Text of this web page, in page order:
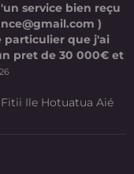
service bien reçu
)
particulier que j'ai
pret de 30 000€ et
Ile Hotuatua Aié